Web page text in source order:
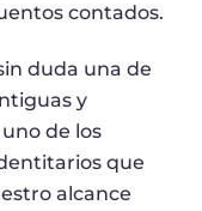
contados.
duda una de
y
de los
que
alcance